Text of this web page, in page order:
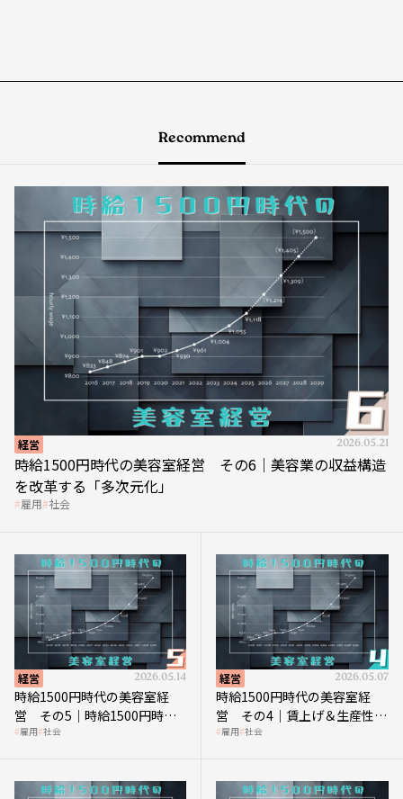
Recommend
経営 2026.05.21
時給1500円時代の美容室経営 その6｜美容業の収益構造
を改革する「多次元化」
雇用 社会
経営 2026.05.14
時給1500円時代の美容室経
営 その5｜時給1500円時代
の到来は美容業の収益構造を
雇用 社会
経営 2026.05.07
時給1500円時代の美容室経
営 その4｜賃上げ＆生産性向
上につなげる賢い助成金活用
雇用 社会